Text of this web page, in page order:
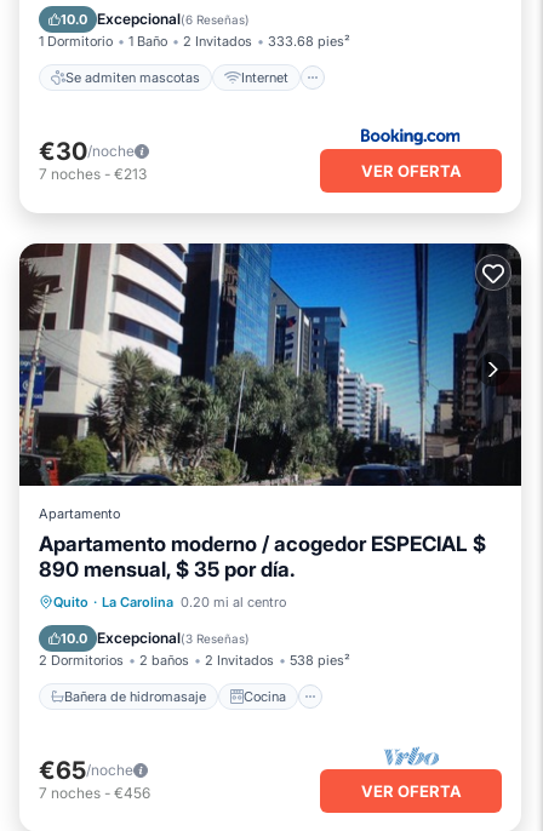
10.0 Excepcional(6 Reseñas)
1 Dormitorio 1 Baño 2 Invitados 333.68 pies²
Se admiten mascotas Internet
Apto para niños
€30/noche
7 noches - €213 VER OFERTA
Apartamento
Apartamento moderno / acogedor ESPECIAL $
890 mensual, $ 35 por día.
Quito · La Carolina 0.20 mi al centro
10.0 Excepcional(3 Reseñas)
2 Dormitorios 2 baños 2 Invitados 538 pies²
Bañera de hidromasaje Cocina
Bañera de hidromasaje
Aparcamiento
€65/noche
7 noches - €456 VER OFERTA